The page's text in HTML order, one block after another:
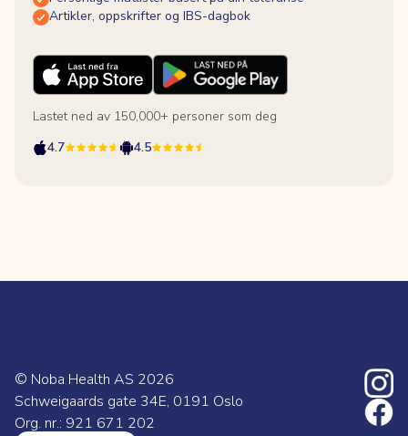
Artikler, oppskrifter og IBS-dagbok
Lastet ned av 150,000+ personer som deg
4.7
4.5
© Noba Health AS 2026
Schweigaards gate 34E, 0191 Oslo
Org. nr.: 921 671 202